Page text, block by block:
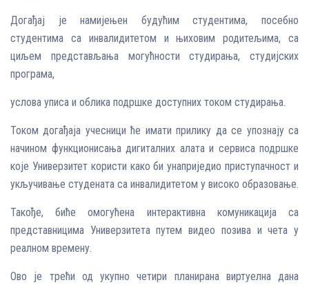
Догађај је намијењен будућим студентима, посебно
студентима са инвалидитетом и њиховим родитељима, са
циљем представљања могућности студирања, студијских
програма,
услова уписа и облика подршке доступних током студирања.
Током догађаја учесници ће имати прилику да се упознају са
начином функционисања дигиталних алата и сервиса подршке
које Универзитет користи како би унаприједио приступачност и
укључивање студената са инвалидитетом у високо образовање.
Такође, биће омогућена интерактивна комуникација са
представницима Универзитета путем видео позива и чета у
реалном времену.
Ово је трећи од укупно четири планирана виртуелна дана